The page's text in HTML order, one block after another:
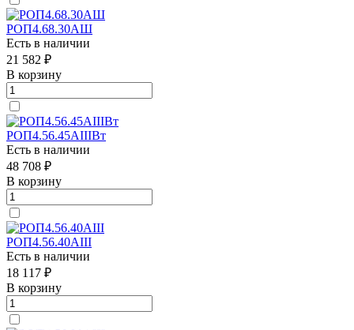
РОП4.68.30АШ
Есть в наличии
21 582 ₽
В корзину
РОП4.56.45АIIIВт
Есть в наличии
48 708 ₽
В корзину
РОП4.56.40АIII
Есть в наличии
18 117 ₽
В корзину